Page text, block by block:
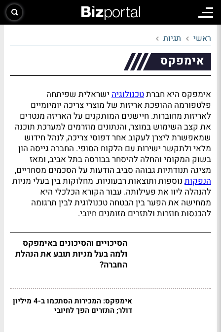
ראשי תגיות
אימפקס
אימפקס היא חברתטכנולוגיה ישראלית שפיתחה
פלטפורמה ההופכת אריזות של מוצרי צריכה יומיומיים
לאריזות מחוברות. חיישנים המותקנים על האריזה מנטרים
את קצב השימוש במוצר, והנתונים מוזרמים למערכת תוכנה
שמאפשרת ליצרן לעקוב אחר דפוסי צריכה, לנהל חידוש
מלאי ולתקשר ישירות עם הלקוח הסופי. החברה גייסה הון
בשוק המקומי והחלה להיסחר בבורסה בתל אביב, ומאז
מציגה תנודתיות גבוהה סביב הודעות על הסכמים מסחריים,
הנפקות נוספות ותוצאות רבעוניות. מחלוקות בין בעלי מניות
להנהלה ליוו את פעילותה. עבור הקורא הכלכלי היא
ממחישה את הפער בין הבטחה טכנולוגית לבין תרגומה
להכנסות חוזרות ולתזרים מזומנים חיובי.
הסיכויים והסיכונים באימפקס
ולמה בעל מניות תובע את הנהלת
החברה?
אימפקס: המכירות הסתכמו ב-4 מיליון
דולר; התזרים הפך לחיובי